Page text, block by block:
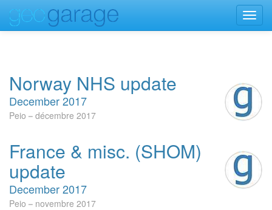
Norway NHS update
December 2017
Peio décembre 2017
France & misc. (SHOM)
update
December 2017
Peio novembre 2017